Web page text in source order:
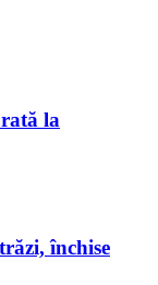
la
închise